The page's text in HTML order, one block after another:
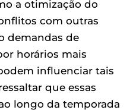
a otimização do
com outras
demandas de
horários mais
influenciar tais
que essas
longo da temporada